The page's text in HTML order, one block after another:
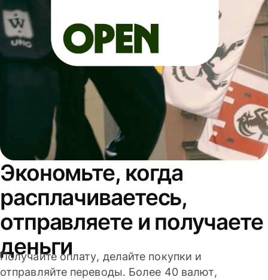
Экономьте, когда
расплачиваетесь,
отправляете и получаете
деньги
Получайте оплату, делайте покупки и
отправляйте переводы. Более 40 валют,